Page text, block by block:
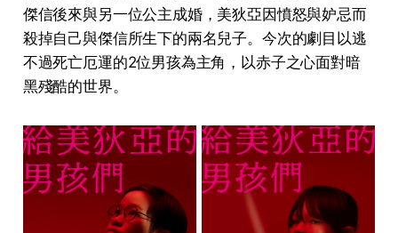
傑信後來與另一位公主成婚，美狄亞因憤怒與妒忌而
殺掉自己與傑信所生下的兩名兒子。今次的劇目以逃
不過死亡厄運的2位男孩為主角，以赤子之心面對暗
黑殘酷的世界。